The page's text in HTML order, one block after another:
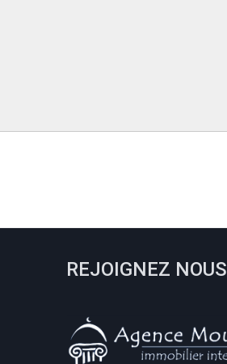
REJOIGNEZ NOUS